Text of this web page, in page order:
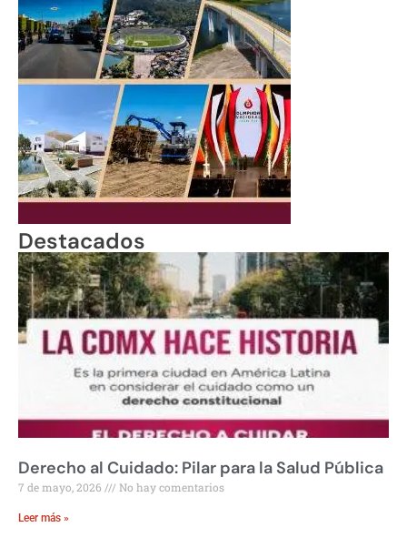
Destacados
Derecho al Cuidado: Pilar para la Salud Pública
7 de mayo, 2026 No hay comentarios
Leer más »